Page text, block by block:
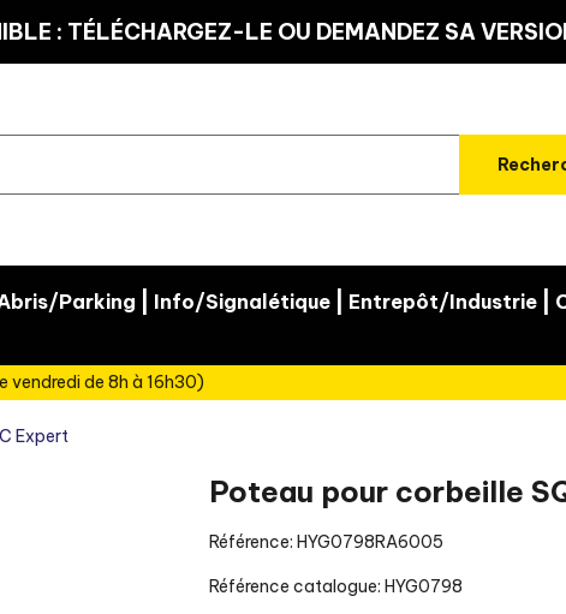
: TÉLÉCHARGEZ-LE OU DEMANDEZ SA
Parking Info/Signalétique Entrepôt/Industrie
vendredi de 8h à 16h30)
Expert
Poteau pour corbeille
Référence: HYG0798RA6005
Référence catalogue: HYG0798